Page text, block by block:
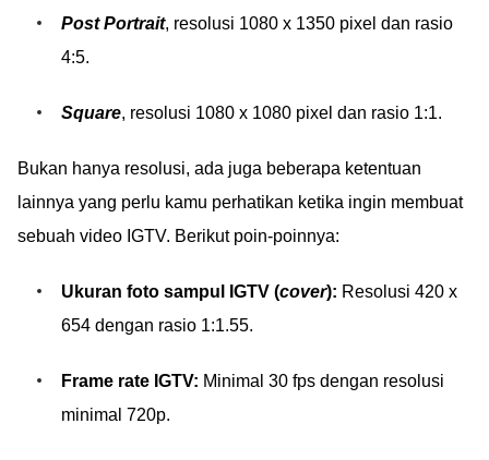
Post Portrait, resolusi 1080 x 1350 pixel dan rasio
4:5.
Square, resolusi 1080 x 1080 pixel dan rasio 1:1.
Bukan hanya resolusi, ada juga beberapa ketentuan
lainnya yang perlu kamu perhatikan ketika ingin membuat
sebuah video IGTV. Berikut poin-poinnya:
Ukuran foto sampul IGTV (cover): Resolusi 420 x
654 dengan rasio 1:1.55.
Frame rate IGTV: Minimal 30 fps dengan resolusi
minimal 720p.